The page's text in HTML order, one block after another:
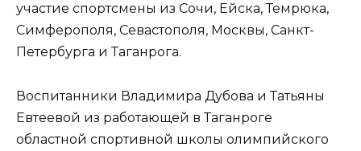
участие спортсмены из Сочи, Ейска, Темрюка,
Симферополя, Севастополя, Москвы, Санкт-
Петербурга и Таганрога.
Воспитанники Владимира Дубова и Татьяны
Евтеевой из работающей в Таганроге
областной спортивной школы олимпийского